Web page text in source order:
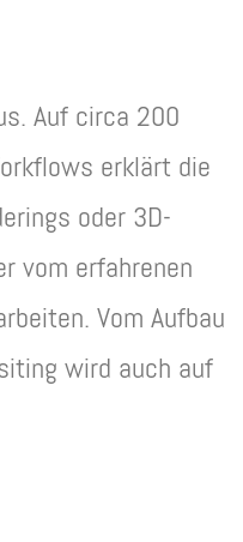
Auf circa 200
erklärt die
oder 3D-
vom erfahrenen
Vom Aufbau
wird auch auf